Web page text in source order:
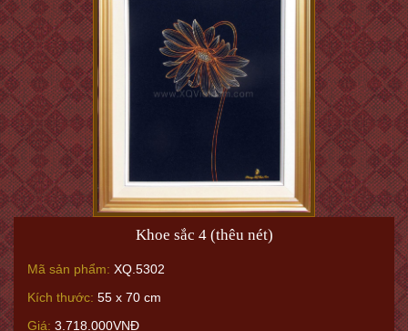
Khoe sắc 4 (thêu nét)
Mã sản phẩm: XQ.5302
Kích thước: 55 x 70 cm
Giá: 3.718.000VNĐ